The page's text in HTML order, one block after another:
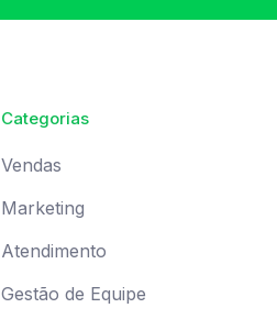
Categorias
Vendas
Marketing
Atendimento
Gestão de Equipe